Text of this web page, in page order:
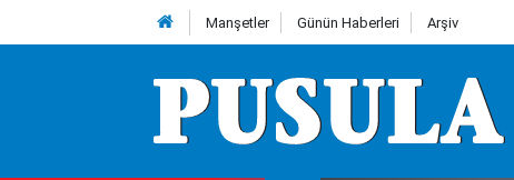
Manşetler Günün Haberleri Arşiv